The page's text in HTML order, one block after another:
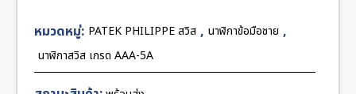
Swiss
ชิ้น
หมวดหมู่: PATEK PHILIPPE สวิส , นาฬิกาข้อมือชาย ,
นาฬิกาสวิส เกรด AAA-5A